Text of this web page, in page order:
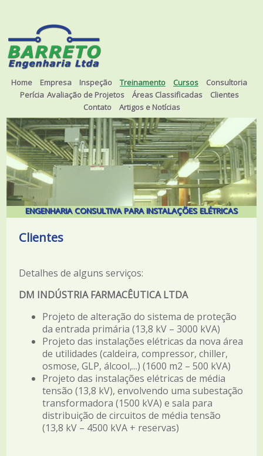
Home Empresa Inspeção Treinamento Cursos
Consultoria
Perícia Avaliação de Projetos Áreas Classificadas
Clientes
Contato
Artigos e Notícias
ENGENHARIA CONSULTIVA PARA INSTALAÇÕES ELÉTRICAS
Clientes
Detalhes de alguns serviços:
DM INDÚSTRIA FARMACÊUTICA LTDA
Projeto de alteração do sistema de proteção
da entrada primária (13,8 kV – 3000 kVA)
Projeto das instalações elétricas da nova área
de utilidades (caldeira, compressor, chiller,
osmose, GLP, álcool,...) (1600 m2 – 500 kVA)
Projeto das instalações elétricas de média
tensão (13,8 kV), envolvendo uma subestação
transformadora (1500 kVA) e sala para
distribuição de circuitos de média tensão
(13,8 kV – 4500 kVA + reservas)